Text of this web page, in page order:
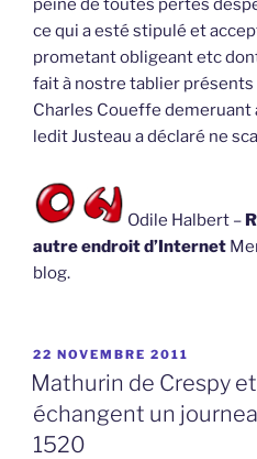
peine de toutes pertes
ce qui a esté stipulé et
prometant obligeant etc
fait à nostre tablier présents
Charles Coueffe
ledit Justeau a déclaré ne
Odile Halbert –
autre endroit d’Internet
blog.
PUBLIÉ
LE
22 NOVEMBRE 2011
Mathurin de Crespy
échangent un
1520